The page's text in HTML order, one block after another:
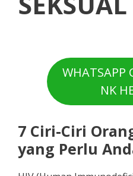
WHATSAPP
NK
7 Ciri-Ciri
yang Perlu